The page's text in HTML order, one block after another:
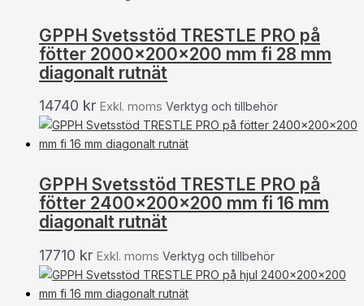
GPPH Svetsstöd TRESTLE PRO på
fötter 2000x200x200 mm fi 28 mm
diagonalt rutnät
14740 kr Exkl. moms Verktyg och tillbehör
GPPH Svetsstöd TRESTLE PRO på
fötter 2400x200x200 mm fi 16 mm
diagonalt rutnät
17710 kr Exkl. moms Verktyg och tillbehör